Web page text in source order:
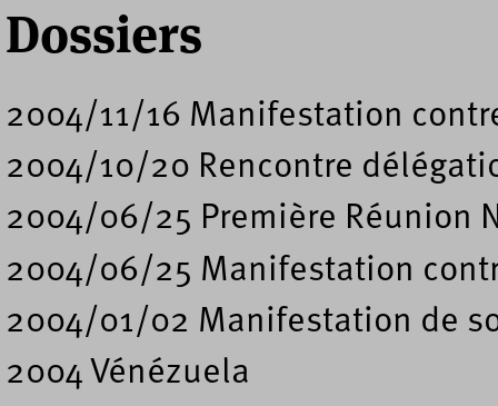
Dossiers
2004/11/16 Manifestation
2004/10/20 Rencontre
2004/06/25 Première Réunion
2004/06/25 Manifestation
2004/01/02 Manifestation de
2004 Vénézuela